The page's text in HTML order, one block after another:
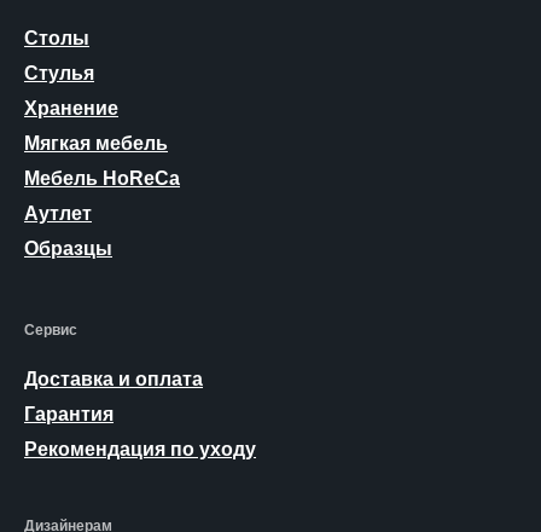
Столы
Стулья
Хранение
Мягкая мебель
Мебель HoReCa
Аутлет
Образцы
Сервис
Доставка и оплата
Гарантия
Рекомендация по уходу
Дизайнерам